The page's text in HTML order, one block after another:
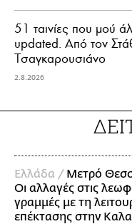
51 ταινίες που μού
updated. Aπό τον
Τσαγκαρουσιάνο
2.8.2026
Ελλάδα / Μετρό
Οι αλλαγές στις
γραμμές με τη
επέκτασης στην